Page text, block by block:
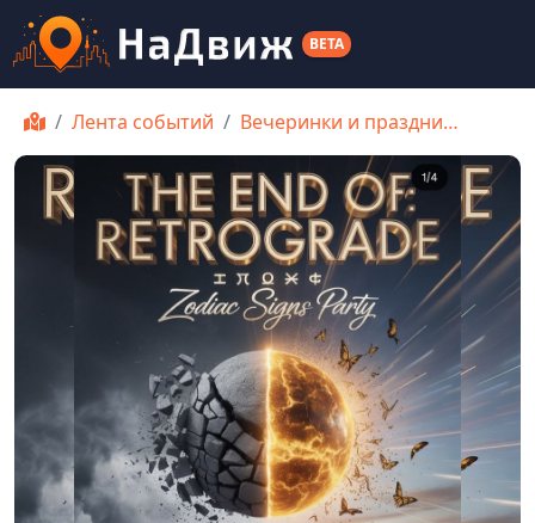
BETA
Лента событий Вечеринки и праздни…